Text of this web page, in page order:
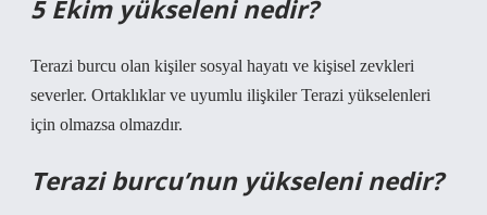
5 Ekim yükseleni nedir?
Terazi burcu olan kişiler sosyal hayatı ve kişisel zevkleri
severler. Ortaklıklar ve uyumlu ilişkiler Terazi yükselenleri
için olmazsa olmazdır.
Terazi burcu’nun yükseleni nedir?